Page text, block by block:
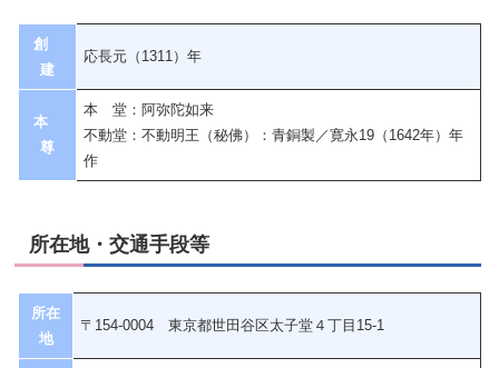
創
建
応長元（1311）年
本
尊
本 堂：阿弥陀如来
不動堂：不動明王（秘佛）：青銅製／寛永19（1642年）年
作
所在地・交通手段等
所在
地
〒154-0004 東京都世田谷区太子堂４丁目15-1